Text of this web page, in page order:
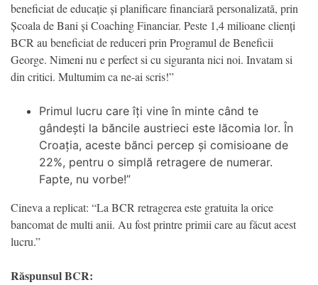
beneficiat de educație și planificare financiară personalizată, prin
Școala de Bani și Coaching Financiar. Peste 1,4 milioane clienți
BCR au beneficiat de reduceri prin Programul de Beneficii
George. Nimeni nu e perfect si cu siguranta nici noi. Invatam si
din critici. Multumim ca ne-ai scris!”
Primul lucru care îți vine în minte când te
gândești la băncile austrieci este lăcomia lor. În
Croația, aceste bănci percep și comisioane de
22%, pentru o simplă retragere de numerar.
Fapte, nu vorbe!”
Cineva a replicat: “La BCR retragerea este gratuita la orice
bancomat de multi anii. Au fost printre primii care au făcut acest
lucru.”
Răspunsul BCR: